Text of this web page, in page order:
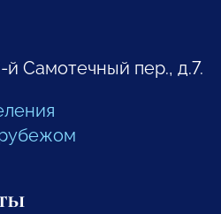
й Самотечный пер., д.7.